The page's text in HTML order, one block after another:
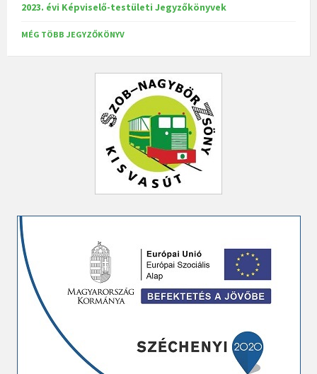
2023. évi Képviselő-testületi Jegyzőkönyvek
MÉG TÖBB JEGYZŐKÖNYV